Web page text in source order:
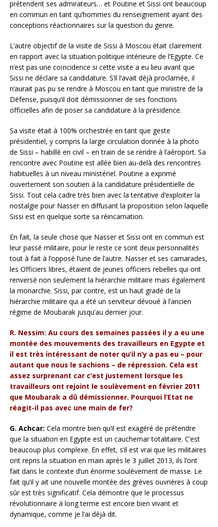
prétendent ses admirateurs… et Poutine et Sissi ont beaucoup
en commun en tant qu’hommes du renseignement ayant des
conceptions réactionnaires sur la question du genre.
L’autre objectif de la visite de Sissi à Moscou était clairement
en rapport avec la situation politique intérieure de l’Egypte. Ce
n’est pas une coïncidence si cette visite a eu lieu avant que
Sissi ne déclare sa candidature. S’il l’avait déjà proclamée, il
n’aurait pas pu se rendre à Moscou en tant que ministre de la
Défense, puisqu’il doit démissionner de ses fonctions
officielles afin de poser sa candidature à la présidence.
Sa visite était à 100% orchestrée en tant que geste
présidentiel, y compris la large circulation donnée à la photo
de Sissi – habillé en civil – en train de se rendre à l’aéroport. Sa
rencontre avec Poutine est allée bien au-delà des rencontres
habituelles à un niveau ministériel. Poutine a exprimé
ouvertement son soutien à la candidature présidentielle de
Sissi. Tout cela cadre très bien avec la tentative d’exploiter la
nostalgie pour Nasser en diffusant la proposition selon laquelle
Sissi est en quelque sorte sa réincarnation.
En fait, la seule chose que Nasser et Sissi ont en commun est
leur passé militaire, pour le reste ce sont deux personnalités
tout à fait à l’opposé l’une de l’autre. Nasser et ses camarades,
les Officiers libres, étaient de jeunes officiers rebelles qui ont
renversé non seulement la hiérarchie militaire mais également
la monarchie. Sissi, par contre, est un haut gradé de la
hiérarchie militaire qui a été un serviteur dévoué à l’ancien
régime de Moubarak jusqu’au dernier jour.
R. Nessim: Au cours des semaines passées il y a eu une
montée des mouvements des travailleurs en Egypte et
il est très intéressant de noter qu’il n’y a pas eu – pour
autant que nous le sachions – de répression. Cela est
assez surprenant car c’est justement lorsque les
travailleurs ont rejoint le soulèvement en février 2011
que Moubarak a dû démissionner. Pourquoi l’Etat ne
réagit-il pas avec une main de fer?
G. Achcar: Cela montre bien qu’il est exagéré de prétendre
que la situation en Egypte est un cauchemar totalitaire. C’est
beaucoup plus complexe. En effet, s’il est vrai que les militaires
ont repris la situation en main après le 3 juillet 2013, ils l’ont
fait dans le contexte d’un énorme soulèvement de masse. Le
fait qu’il y ait une nouvelle montée des grèves ouvrières à coup
sûr est très significatif. Cela démontre que le processus
révolutionnaire à long terme est encore bien vivant et
dynamique, comme je l’ai déjà dit.